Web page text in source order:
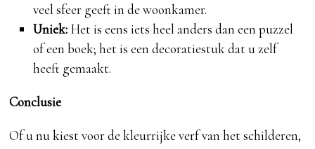
veel sfeer geeft in de woonkamer.
Uniek:Het is eens iets heel anders dan een puzzel
of een boek; het is een decoratiestuk dat u zelf
heeft gemaakt.
Conclusie
Of u nu kiest voor de kleurrijke verf van het schilderen,